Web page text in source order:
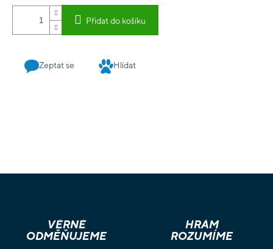
Přidat do košíku
Zeptat se Hlídat
VĚRNÉ
ODMĚŇUJEME
HRÁM
ROZUMÍME